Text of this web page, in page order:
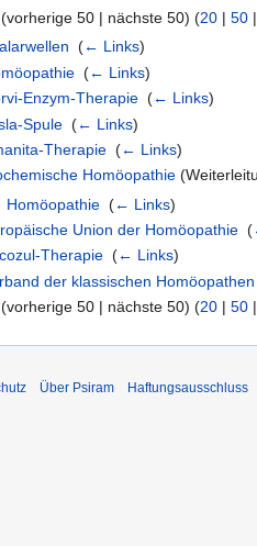
50 | nächste 50) (20 | 50 |
‎(← Links)
‎(← Links)
Enzym-Therapie ‎(← Links)
Spule ‎(← Links)
Therapie ‎(← Links)
Homöopathie
Homöopathie‎ (← Links)
Union der Homöopathie ‎(
Therapie ‎(← Links)
der klassischen
50 | nächste 50) (20 | 50 |
Über Psiram Haftungsausschluss